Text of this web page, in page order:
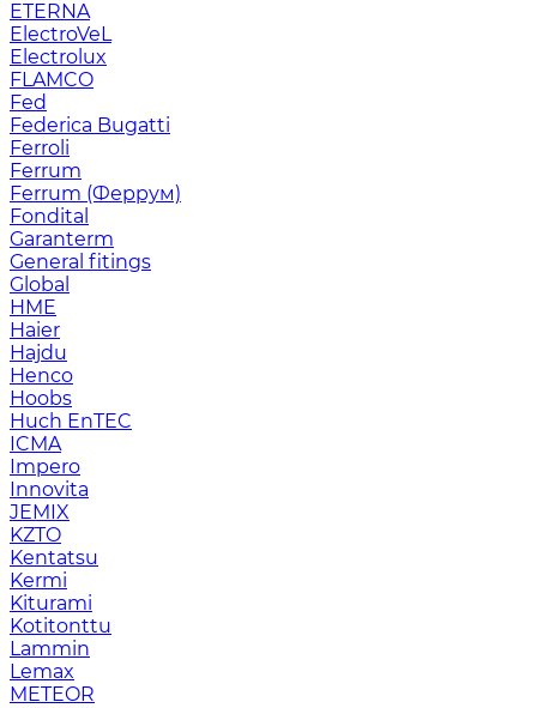
ETERNA
ElectroVeL
Electrolux
FLAMCO
Fed
Federica Bugatti
Ferroli
Ferrum
Ferrum (Феррум)
Fondital
Garanterm
General fitings
Global
HME
Haier
Hajdu
Henco
Hoobs
Huch EnTEC
ICMA
Impero
Innovita
JEMIX
KZTO
Kentatsu
Kermi
Kiturami
Kotitonttu
Lammin
Lemax
METEOR